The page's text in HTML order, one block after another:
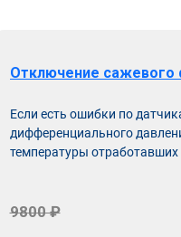
Отключение сажевого
Если есть ошибки по
дифференциального
температуры отработавших
9800 ₽